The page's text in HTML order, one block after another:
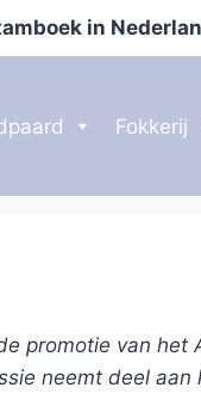
in
Fokkerij
promotie van het
neemt deel